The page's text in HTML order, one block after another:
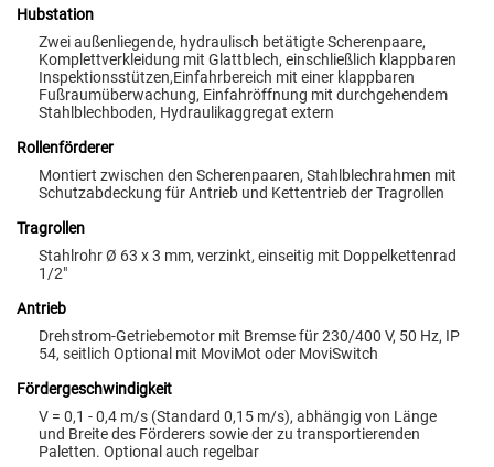
Hubstation
Zwei außenliegende, hydraulisch betätigte Scherenpaare,
Komplettverkleidung mit Glattblech, einschließlich klappbaren
Inspektionsstützen,Einfahrbereich mit einer klappbaren
Fußraumüberwachung, Einfahröffnung mit durchgehendem
Stahlblechboden, Hydraulikaggregat extern
Rollenförderer
Montiert zwischen den Scherenpaaren, Stahlblechrahmen mit
Schutzabdeckung für Antrieb und Kettentrieb der Tragrollen
Tragrollen
Stahlrohr Ø 63 x 3 mm, verzinkt, einseitig mit Doppelkettenrad
1/2"
Antrieb
Drehstrom-Getriebemotor mit Bremse für 230/400 V, 50 Hz, IP
54, seitlich Optional mit MoviMot oder MoviSwitch
Fördergeschwindigkeit
V = 0,1 - 0,4 m/s (Standard 0,15 m/s), abhängig von Länge
und Breite des Förderers sowie der zu transportierenden
Paletten. Optional auch regelbar